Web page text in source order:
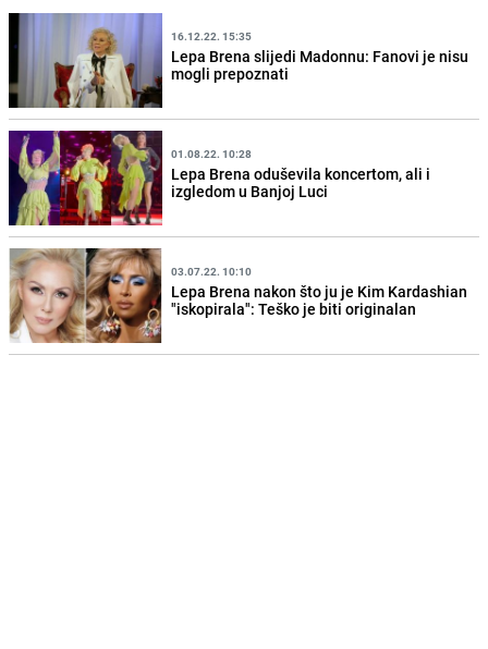
16.12.22. 15:35
Lepa Brena slijedi Madonnu: Fanovi je nisu
mogli prepoznati
01.08.22. 10:28
Lepa Brena oduševila koncertom, ali i
izgledom u Banjoj Luci
03.07.22. 10:10
Lepa Brena nakon što ju je Kim Kardashian
"iskopirala": Teško je biti originalan